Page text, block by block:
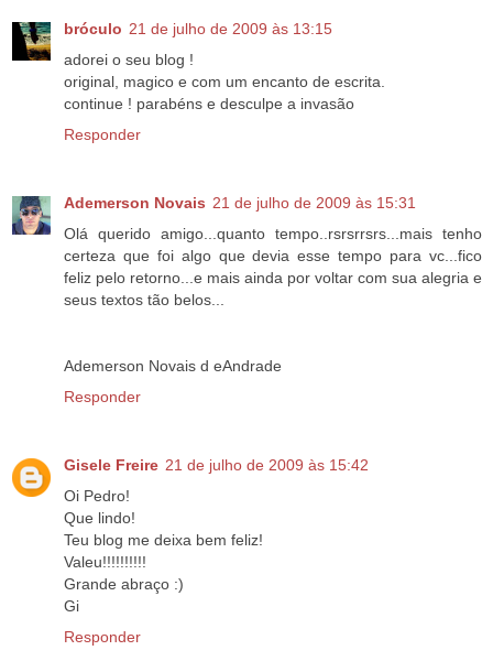
bróculo 21 de julho de 2009 às 13:15
adorei o seu blog !
original, magico e com um encanto de escrita.
continue ! parabéns e desculpe a invasão
Responder
Ademerson Novais 21 de julho de 2009 às 15:31
Olá querido amigo...quanto tempo..rsrsrrsrs...mais tenho
certeza que foi algo que devia esse tempo para vc...fico
feliz pelo retorno...e mais ainda por voltar com sua alegria e
seus textos tão belos...
Ademerson Novais d eAndrade
Responder
Gisele Freire 21 de julho de 2009 às 15:42
Oi Pedro!
Que lindo!
Teu blog me deixa bem feliz!
Valeu!!!!!!!!!!
Grande abraço :)
Gi
Responder